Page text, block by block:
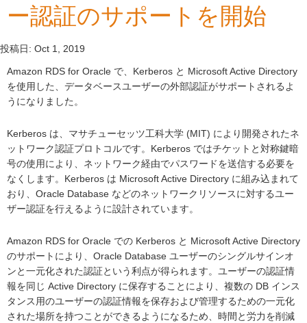
ー認証のサポートを開始
投稿日: Oct 1, 2019
Amazon RDS for Oracle で、Kerberos と Microsoft Active Directory
を使用した、データベースユーザーの外部認証がサポートされるよ
うになりました。
Kerberos は、マサチューセッツ工科大学 (MIT) により開発されたネ
ットワーク認証プロトコルです。Kerberos ではチケットと対称鍵暗
号の使用により、ネットワーク経由でパスワードを送信する必要を
なくします。Kerberos は Microsoft Active Directory に組み込まれて
おり、Oracle Database などのネットワークリソースに対するユー
ザー認証を行えるように設計されています。
Amazon RDS for Oracle での Kerberos と Microsoft Active Directory
のサポートにより、Oracle Database ユーザーのシングルサインオ
ンと一元化された認証という利点が得られます。ユーザーの認証情
報を同じ Active Directory に保存することにより、複数の DB インス
タンス用のユーザーの認証情報を保存および管理するための一元化
された場所を持つことができるようになるため、時間と労力を削減